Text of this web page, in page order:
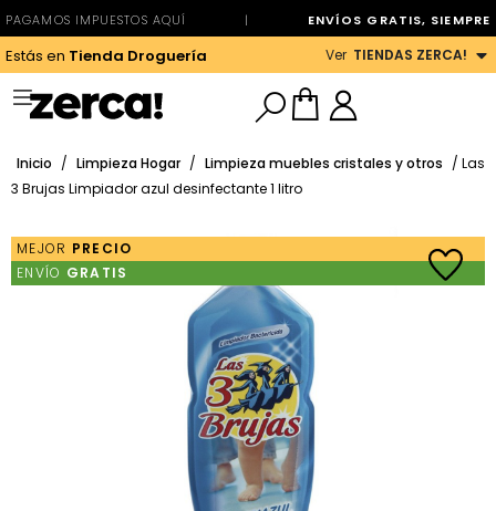
PAGAMOS IMPUESTOS AQUÍ | ENVÍOS GRATIS, SIEMPRE
Estás en Tienda Droguería Ver TIENDAS ZERCA!
Inicio / Limpieza Hogar / Limpieza muebles cristales y otros / Las
3 Brujas Limpiador azul desinfectante 1 litro
MEJOR PRECIO
ENVÍO GRATIS